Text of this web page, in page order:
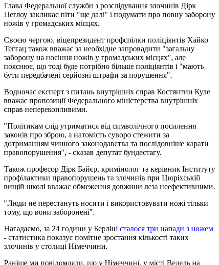
Глава Федеральної служби з розслідування злочинів Дірк
Пеглоу закликає піти "ще далі" і подумати про повну заборону
ножів у громадських місцях.
Своєю чергою, віцепрезидент профспілки поліціянтів Хайко
Теггац також вважає за необхідне запровадити "загальну
заборону на носіння ножів у громадських місцях", але
пояснює, що тоді буде потрібно більше поліціянтів і "мають
бути передбачені серйозні штрафи за порушення".
Водночас експерт з питань внутрішніх справ Костянтин Куле
вважає пропозиції Федерального міністерства внутрішніх
справ непереконливими.
"Політикам слід утриматися від символічного посилення
законів про зброю, а натомість суворо стежити за
дотриманням чинного законодавства та послідовніше карати
правопорушення", - сказав депутат бундестагу.
Також професор Дірк Байєр, кримінолог та керівник Інституту
профілактики правопорушень та злочинів при Цюріхській
вищій школі вважає обмеження довжини леза неефективними.
"Люди не перестануть носити і використовувати ножі тільки
тому, що вони заборонені".
Нагадаємо, за 24 години у Берліні сталося три напади з ножем
- статистика показує помітне зростання кількості таких
злочинів у столиці Німеччини.
Раніше ми повідомляли, що у Німеччині, у місті Ведель на